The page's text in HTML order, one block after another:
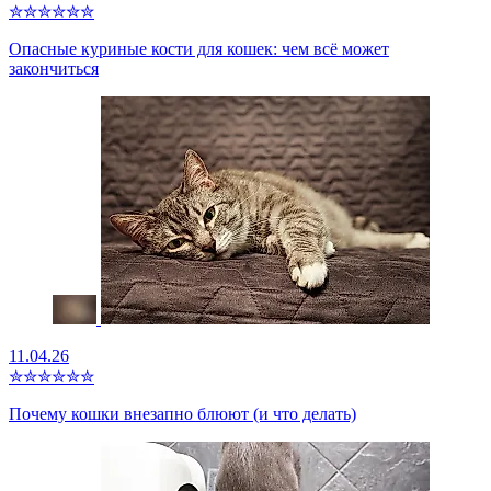
✮✮✮✮✮✮
Опасные куриные кости для кошек: чем всё может
закончиться
11.04.26
✮✮✮✮✮✮
Почему кошки внезапно блюют (и что делать)